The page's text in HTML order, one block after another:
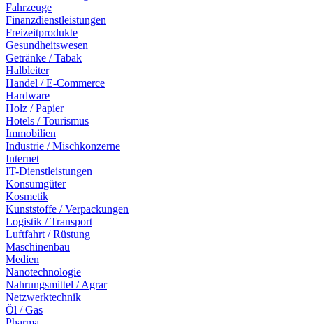
Fahrzeuge
Finanzdienstleistungen
Freizeitprodukte
Gesundheitswesen
Getränke / Tabak
Halbleiter
Handel / E-Commerce
Hardware
Holz / Papier
Hotels / Tourismus
Immobilien
Industrie / Mischkonzerne
Internet
IT-Dienstleistungen
Konsumgüter
Kosmetik
Kunststoffe / Verpackungen
Logistik / Transport
Luftfahrt / Rüstung
Maschinenbau
Medien
Nanotechnologie
Nahrungsmittel / Agrar
Netzwerktechnik
Öl / Gas